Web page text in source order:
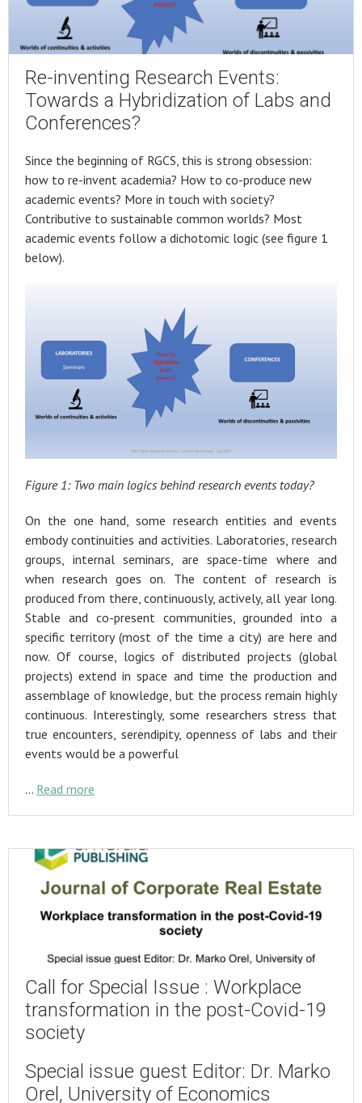
Re-inventing Research Events:
Towards a Hybridization of Labs and
Conferences?
Since the beginning of RGCS, this is strong obsession:
how to re-invent academia? How to co-produce new
academic events? More in touch with society?
Contributive to sustainable common worlds? Most
academic events follow a dichotomic logic (see figure 1
below).
Figure 1: Two main logics behind research events today?
On the one hand, some research entities and events
embody continuities and activities. Laboratories, research
groups, internal seminars, are space-time where and
when research goes on. The content of research is
produced from there, continuously, actively, all year long.
Stable and co-present communities, grounded into a
specific territory (most of the time a city) are here and
now. Of course, logics of distributed projects (global
projects) extend in space and time the production and
assemblage of knowledge, but the process remain highly
continuous. Interestingly, some researchers stress that
true encounters, serendipity, openness of labs and their
events would be a powerful
… Read more
Call for Special Issue : Workplace
transformation in the post-Covid-19
society
Special issue guest Editor: Dr. Marko
Orel, University of Economics